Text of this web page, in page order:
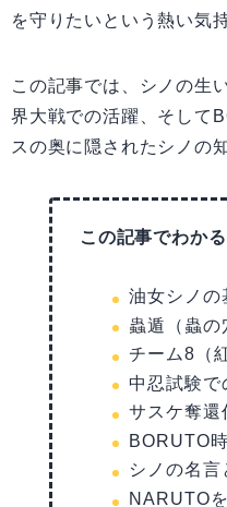
を守りたいという熱い気
この記事では、シノの生
界大戦での活躍、そして
スの奥に隠されたシノの
この記事でわか
油女シノの
蟲遁（蟲
チーム8（
中忍試験で
サスケ奪還
BORUTO
シノの名
NARUTO